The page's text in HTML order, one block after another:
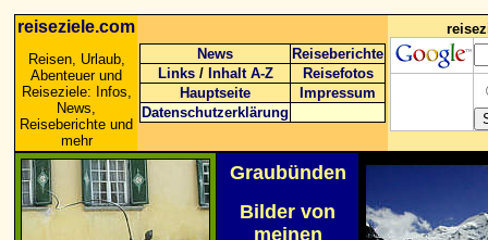
reiseziele.com
Reisen, Urlaub,
Abenteuer und
Reiseziele: Infos,
News,
Reiseberichte und
mehr
News
Reiseberichte
Links / Inhalt A-Z
Reisefotos
Hauptseite
Impressum
Datenschutzerklärung
Graubünden
Bilder von
meinen